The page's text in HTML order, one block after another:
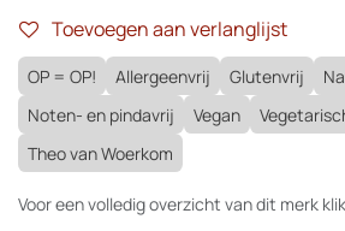
Toevoegen aan verlanglijst
OP = OP! Allergeenvrij Glutenvrij
Noten- en pindavrij
Vegan
Theo van Woerkom
Voor een volledig overzicht van dit merk